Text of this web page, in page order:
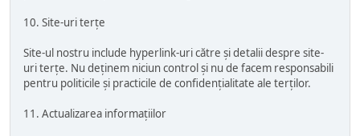
10. Site-uri terțe
Site-ul nostru include hyperlink-uri către și detalii despre site-
uri terțe. Nu deținem niciun control și nu de facem responsabili
pentru politicile și practicile de confidențialitate ale terților.
11. Actualizarea informațiilor